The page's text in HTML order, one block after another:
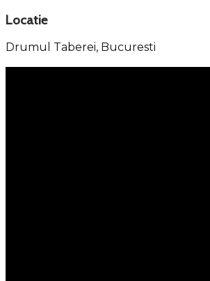
Locatie
Drumul Taberei, Bucuresti